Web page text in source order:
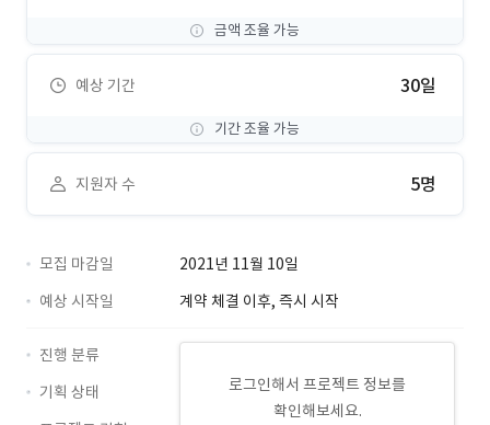
금액 조율 가능
예상 기간 30일
기간 조율 가능
지원자 수 5명
모집 마감일
2021년 11월 10일
예상 시작일
계약 체결 이후, 즉시 시작
로그인해서 프로젝트 정보를
확인해보세요.
진행 분류
기획 상태